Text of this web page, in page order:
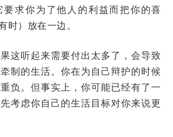
要求你为了他人的利益而把你的喜
时）放在一边。
这听起来需要付出太多了，会导致
制的生活。你在为自己辩护的时候
负。但事实上，你可能已经有了一
考虑你自己的生活目标对你来说更